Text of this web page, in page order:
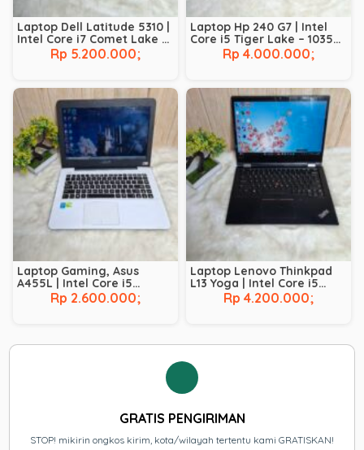
Laptop Dell Latitude 5310 |
Intel Core i7 Comet Lake –
10610U | RAM 8 GB | SSD 256
GB | BACKLIT |
Rp 5.200.000;
Laptop Hp 240 G7 | Intel
Core i5 Tiger Lake – 1035G1
| RAM 8 GB | SSD 256 GB
Rp 4.000.000;
Laptop Gaming, Asus
A455L | Intel Core i5
Broadwell – 5200U | NVIDIA
GeForce 930M | RAM 8 GB |
Rp 2.600.000;
Laptop Lenovo Thinkpad
L13 Yoga | Intel Core i5
Comet Lake – 10210U | RAM
8 GB | SSD 256 GB |
Rp 4.200.000;
GRATIS PENGIRIMAN
STOP! mikirin ongkos kirim, kota/wilayah tertentu kami GRATISKAN!